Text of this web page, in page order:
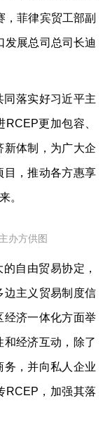
，菲律宾贸工部副
发展总司总司长迪
落实好习近平主
更加包容、
新体制，为广大企
目，推动各方惠享
。
办方供图
自由贸易协定，
边主义贸易制度信
经济一体化方面举
和经济互动，除了
务，并向私人企业
RCEP，加强其落